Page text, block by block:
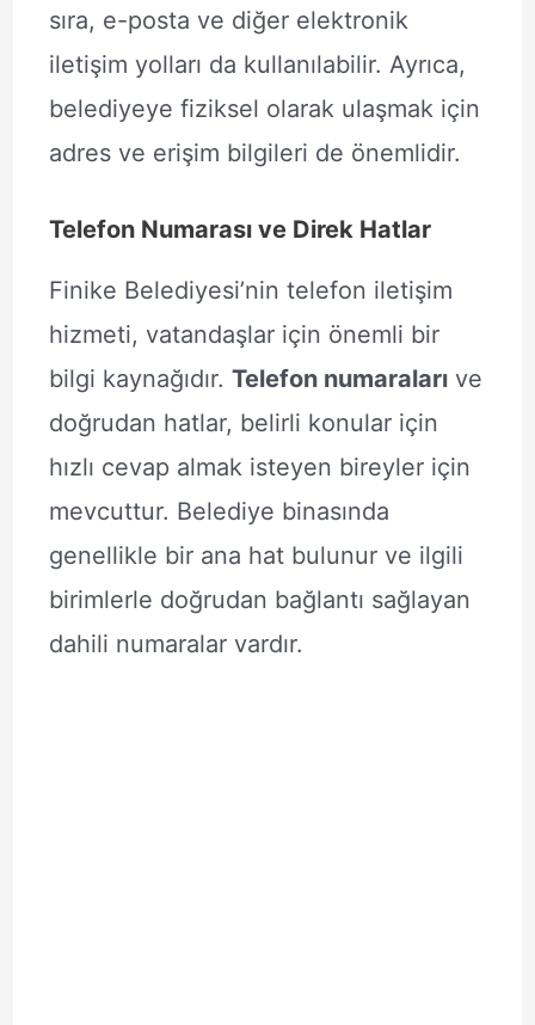
sıra, e-posta ve diğer elektronik
iletişim yolları da kullanılabilir. Ayrıca,
belediyeye fiziksel olarak ulaşmak için
adres ve erişim bilgileri de önemlidir.
Telefon Numarası ve Direk Hatlar
Finike Belediyesi’nin telefon iletişim
hizmeti, vatandaşlar için önemli bir
bilgi kaynağıdır. Telefon numaralarıve
doğrudan hatlar, belirli konular için
hızlı cevap almak isteyen bireyler için
mevcuttur. Belediye binasında
genellikle bir ana hat bulunur ve ilgili
birimlerle doğrudan bağlantı sağlayan
dahili numaralar vardır.